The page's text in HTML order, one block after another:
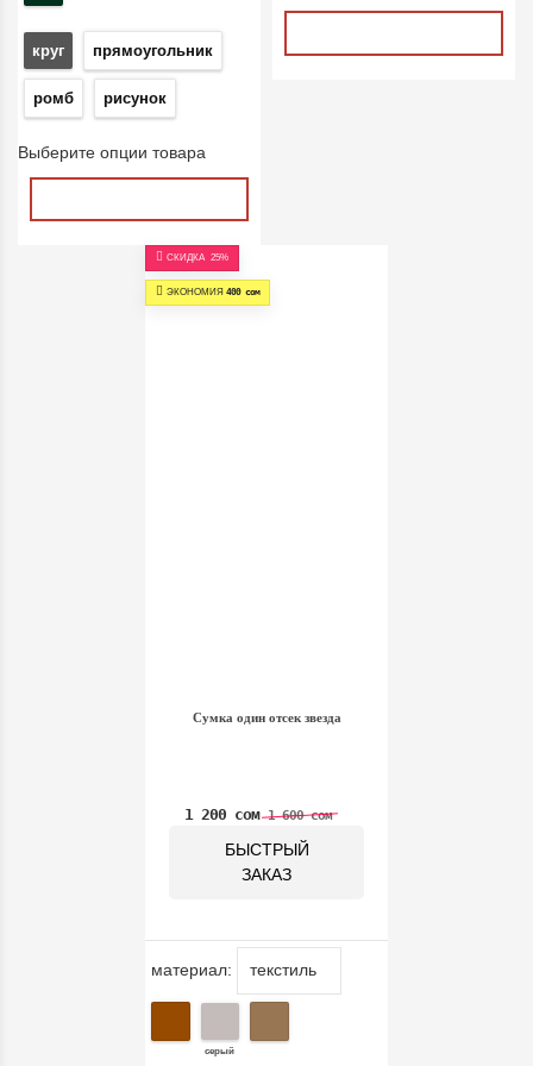
круг прямоугольник
ромб рисунок
Выберите опции товара
СКИДКА 25%
ЭКОНОМИЯ 400 сом
Сумка один отсек звезда
1 200 сом1 600 сом
БЫСТРЫЙ
ЗАКАЗ
материал:
серый